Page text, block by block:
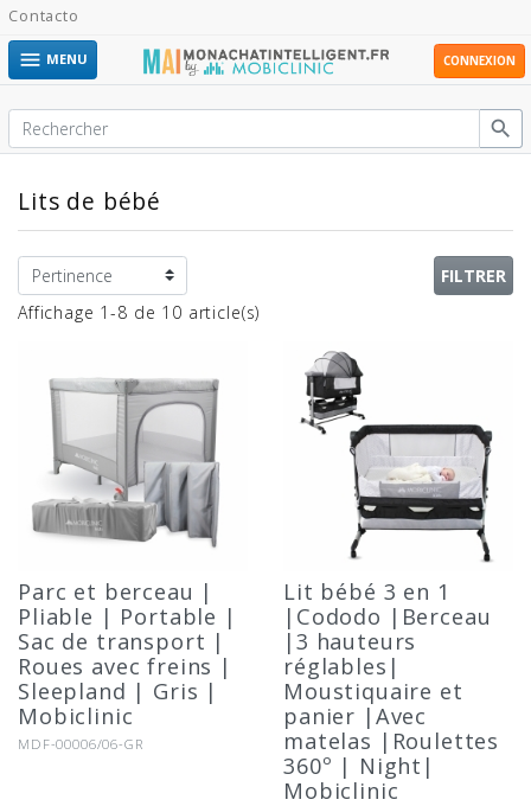
Contacto
 MENU CONNEXION

Lits de bébé
FILTRER
Affichage 1-8 de 10 article(s)
Parc et berceau |
Pliable | Portable |
Sac de transport |
Roues avec freins |
Sleepland | Gris |
Mobiclinic
Référence:
MDF-00006/06-GR
Lit bébé 3 en 1
|Cododo |Berceau
|3 hauteurs
réglables|
Moustiquaire et
panier |Avec
matelas |Roulettes
360º | Night|
Mobiclinic